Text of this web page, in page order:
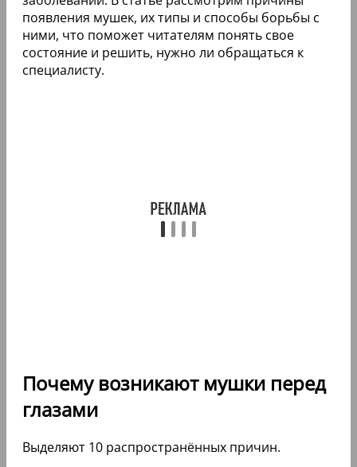
появления мушек, их типы и способы борьбы с
ними, что поможет читателям понять свое
состояние и решить, нужно ли обращаться к
специалисту.
Почему возникают мушки перед
глазами
Выделяют 10 распространённых причин.